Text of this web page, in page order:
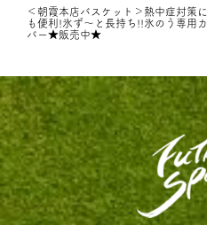
＜朝霞本店バスケット＞熱中症対策に
も便利!氷ず～と長持ち!!氷のう専用カ
バー★販売中★